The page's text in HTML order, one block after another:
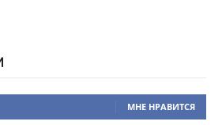
МНЕ НРАВИТСЯ